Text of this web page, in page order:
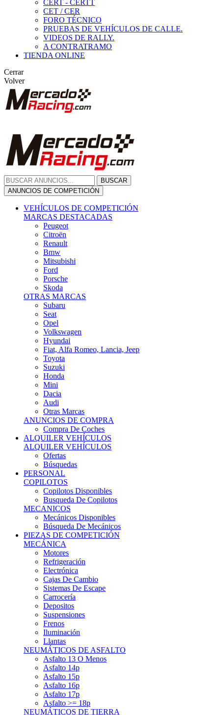
CERT - CERTT
CET / CER
FORO TÉCNICO
PRUEBAS DE VEHÍCULOS DE CALLE.
VIDEOS DE RALLY.
A CONTRATRAMO
TIENDA ONLINE
Cerrar
Volver
BUSCAR
ANUNCIOS DE COMPETICIÓN
VEHÍCULOS DE COMPETICIÓN
MARCAS DESTACADAS
Peugeot
Citroën
Renault
Bmw
Mitsubishi
Ford
Porsche
Skoda
OTRAS MARCAS
Subaru
Seat
Opel
Volkswagen
Hyundai
Fiat, Alfa Romeo, Lancia, Jeep
Toyota
Suzuki
Honda
Mini
Dacia
Audi
Otras Marcas
ANUNCIOS DE COMPRA
Compra De Coches
ALQUILER VEHÍCULOS
ALQUILER VEHÍCULOS
Ofertas
Búsquedas
PERSONAL
COPILOTOS
Copilotos Disponibles
Busqueda De Copilotos
MECANICOS
Mecánicos Disponibles
Búsqueda De Mecánicos
PIEZAS DE COMPETICIÓN
MECÁNICA
Motores
Refrigeración
Electrónica
Cajas De Cambio
Sistemas De Escape
Carrocería
Depositos
Suspensiones
Frenos
Iluminación
Llantas
NEUMÁTICOS DE ASFALTO
Asfalto 13 O Menos
Asfalto 14p
Asfalto 15p
Asfalto 16p
Asfalto 17p
Asfalto >= 18p
NEUMÁTICOS DE TIERRA
Tierra 13 O Menos